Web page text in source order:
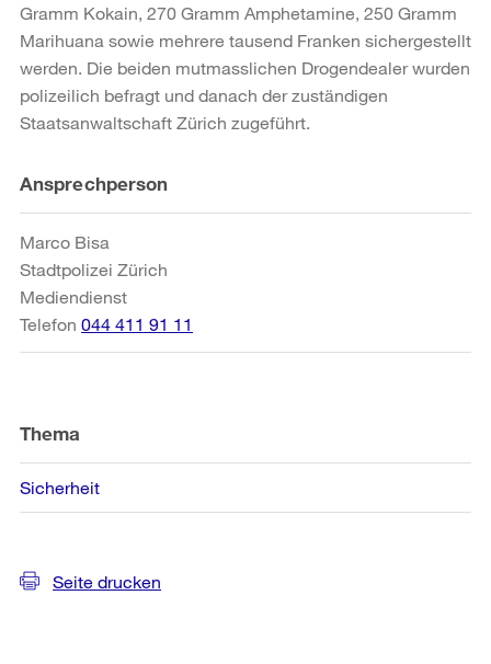
Gramm Kokain, 270 Gramm Amphetamine, 250 Gramm
Marihuana sowie mehrere tausend Franken sichergestellt
werden. Die beiden mutmasslichen Drogendealer wurden
polizeilich befragt und danach der zuständigen
Staatsanwaltschaft Zürich zugeführt.
Weitere
Informationen
Ansprechperson
Marco Bisa
Stadtpolizei Zürich
Mediendienst
Telefon 044 411 91 11
Thema
Sicherheit
Seite drucken